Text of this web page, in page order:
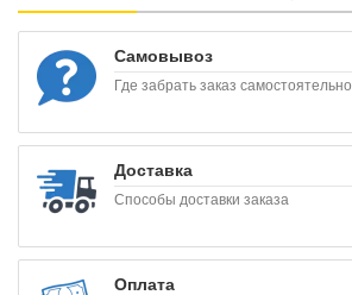
Самовывоз
Где забрать заказ самостоятельно
Доставка
Способы доставки заказа
Оплата